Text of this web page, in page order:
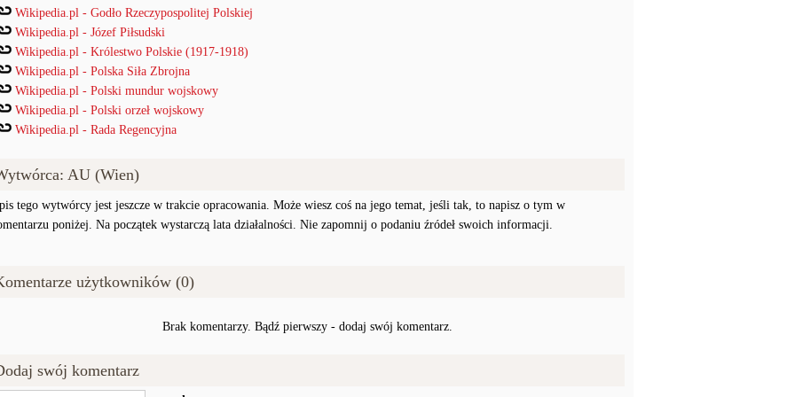
Wikipedia.pl - Godło Rzeczypospolitej Polskiej
Wikipedia.pl - Józef Piłsudski
Wikipedia.pl - Królestwo Polskie (1917-1918)
Wikipedia.pl - Polska Siła Zbrojna
Wikipedia.pl - Polski mundur wojskowy
Wikipedia.pl - Polski orzeł wojskowy
Wikipedia.pl - Rada Regencyjna
AU (Wien)
tego wytwórcy jest jeszcze w trakcie opracowania. Może wiesz coś na jego temat, jeśli tak, to napisz o tym w
poniżej. Na początek wystarczą lata działalności. Nie zapomnij o podaniu źródeł swoich informacji.
użytkowników (0)
Brak komentarzy. Bądź pierwszy - dodaj swój komentarz.
swój komentarz